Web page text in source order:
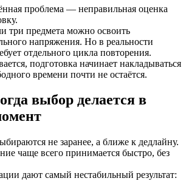
проблема — неправильная оценка
три предмета можно освоить
напряжения. Но в реальности
отдельного цикла повторения.
подготовка начинает накладываться
времени почти не остаётся.
выбор делается в
не заранее, а ближе к дедлайну.
чаще всего принимается быстро, без
дают самый нестабильный результат: